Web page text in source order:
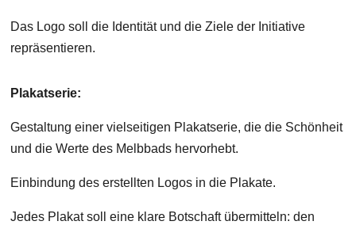
Das Logo soll die Identität und die Ziele der Initiative
repräsentieren.
Plakatserie:
Gestaltung einer vielseitigen Plakatserie, die die Schönheit
und die Werte des Melbbads hervorhebt.
Einbindung des erstellten Logos in die Plakate.
Jedes Plakat soll eine klare Botschaft übermitteln: den